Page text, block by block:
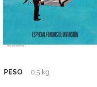
PESO 0.5 kg